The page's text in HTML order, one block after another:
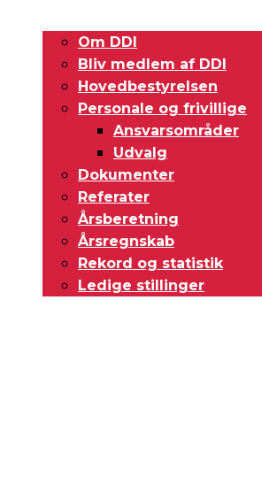
Om DDI
Bliv medlem af DDI
Hovedbestyrelsen
Personale og frivillige
Ansvarsområder
Udvalg
Dokumenter
Referater
Årsberetning
Årsregnskab
Rekord og statistik
Ledige stillinger